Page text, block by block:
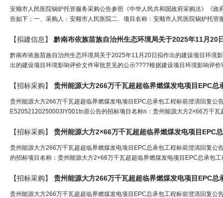
安顺市人民医院锅炉托管服务采购公告参照《中华人民共和国政府采购法》《
告如下：一、采购人：安顺市人民医院二、项目名称：安顺市人民医院锅炉托
【拟建信息】
黔南布依族苗族自治州生态环境局关于2025年11月20日拟作出的建设项目环
出的建设项目环境影响评价文件审批意见的公示????根据建设项目环境影响评
【招标采购】 贵州能源大方266万千瓦超超临界燃煤发电项目EPC
贵州能源大方266万千瓦超超临界燃煤发电项目EPC总承包工程标前澄清回复
E52052120250003IY001tn原公告的招标项目名称n：贵州能源大方2×66万千
【招标采购】 贵州能源大方2×66万千瓦超超临界燃煤发电项目EPC
贵州能源大方266万千瓦超超临界燃煤发电项目EPC总承包工程标前澄清回复
的招标项目名称：贵州能源大方2×66万千瓦超超临界燃煤发电项目EPC总承包
【招标采购】 贵州能源大方266万千瓦超超临界燃煤发电项目EPC
贵州能源大方266万千瓦超超临界燃煤发电项目EPC总承包工程标前澄清回复